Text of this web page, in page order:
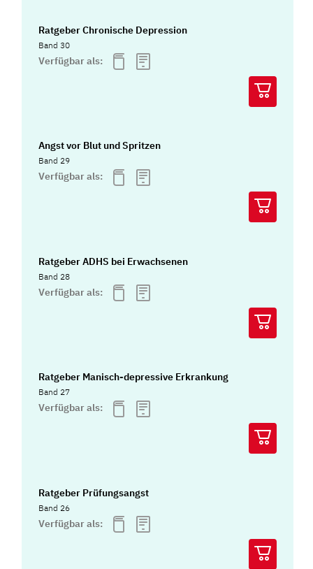
Ratgeber Chronische Depression
Band 30
Verfügbar als:
Angst vor Blut und Spritzen
Band 29
Verfügbar als:
Ratgeber ADHS bei Erwachsenen
Band 28
Verfügbar als:
Ratgeber Manisch-depressive Erkrankung
Band 27
Verfügbar als:
Ratgeber Prüfungsangst
Band 26
Verfügbar als: